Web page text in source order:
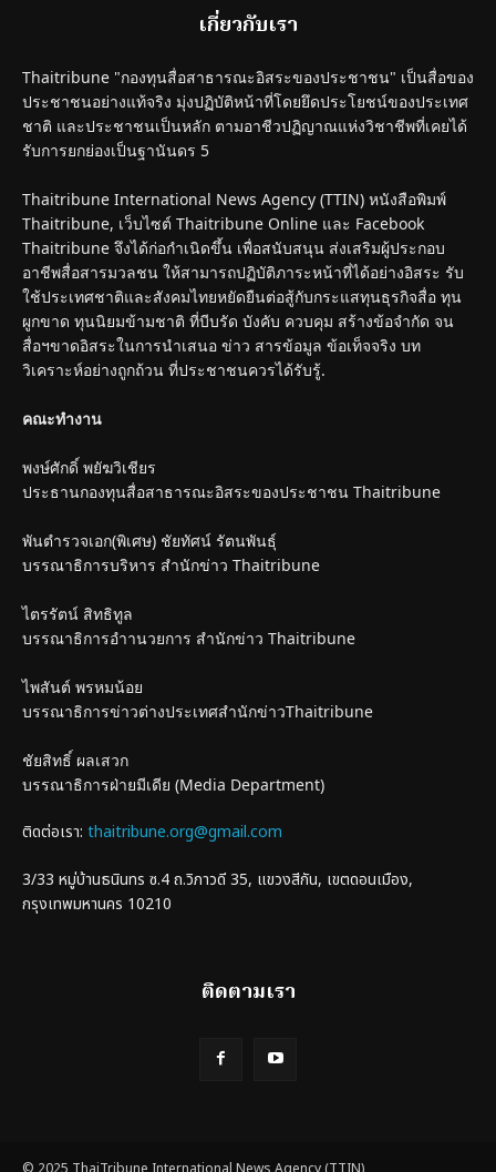
เกี่ยวกับเรา
Thaitribune "กองทุนสื่อสาธารณะอิสระของประชาชน" เป็นสื่อของ
ประชาชนอย่างแท้จริง มุ่งปฏิบัติหน้าที่โดยยึดประโยชน์ของประเทศ
ชาติ และประชาชนเป็นหลัก ตามอาชีวปฏิญาณแห่งวิชาชีพที่เคยได้
รับการยกย่องเป็นฐานันดร 5
Thaitribune International News Agency (TTIN) หนังสือพิมพ์
Thaitribune, เว็บไซต์ Thaitribune Online และ Facebook
Thaitribune จึงได้ก่อกำเนิดขึ้น เพื่อสนับสนุน ส่งเสริมผู้ประกอบ
อาชีพสื่อสารมวลชน ให้สามารถปฏิบัติภาระหน้าที่ได้อย่างอิสระ รับ
ใช้ประเทศชาติและสังคมไทยหยัดยืนต่อสู้กับกระแสทุนธุรกิจสื่อ ทุน
ผูกขาด ทุนนิยมข้ามชาติ ที่บีบรัด บังคับ ควบคุม สร้างข้อจำกัด จน
สื่อฯขาดอิสระในการนำเสนอ ข่าว สารข้อมูล ข้อเท็จจริง บท
วิเคราะห์อย่างถูกถ้วน ที่ประชาชนควรได้รับรู้.
คณะทำงาน
พงษ์ศักดิ์ พยัฆวิเชียร
ประธานกองทุนสื่อสาธารณะอิสระของประชาชน Thaitribune
พันตำรวจเอก(พิเศษ) ชัยทัศน์ รัตนพันธุ์
บรรณาธิการบริหาร สำนักข่าว Thaitribune
ไตรรัตน์ สิทธิทูล
บรรณาธิการอำานวยการ สำนักข่าว Thaitribune
ไพสันต์ พรหมน้อย
บรรณาธิการข่าวต่างประเทศสำนักข่าวThaitribune
ชัยสิทธิ์ ผลเสวก
บรรณาธิการฝ่ายมีเดีย (Media Department)
ติดต่อเรา: thaitribune.org@gmail.com
3/33 หมู่บ้านธนินทร ซ.4 ถ.วิภาวดี 35, แขวงสีกัน, เขตดอนเมือง,
กรุงเทพมหานคร 10210
ติดตามเรา